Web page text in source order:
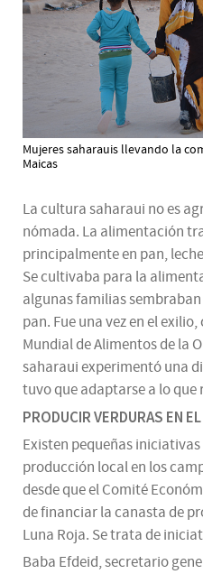
Mujeres saharauis llevando la
Maicas
La cultura saharaui no es
nómada. La alimentación
principalmente en pan,
Se cultivaba para la
algunas familias
pan. Fue una vez en el
Mundial de Alimentos de la
saharaui experimentó una
tuvo que adaptarse a lo
PRODUCIR VERDURAS EN
Existen pequeñas
producción local en los
desde que el Comité
de financiar la canasta de
Luna Roja. Se trata de
Baba Efdeid, secretario